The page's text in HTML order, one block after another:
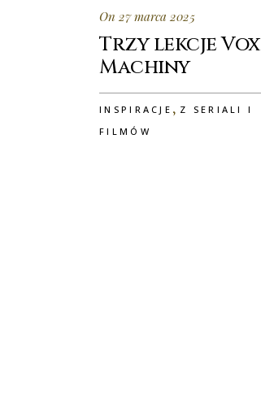
On 27 marca 2025
Trzy lekcje Vox
Machiny
INSPIRACJE , Z SERIALI I
FILMÓW